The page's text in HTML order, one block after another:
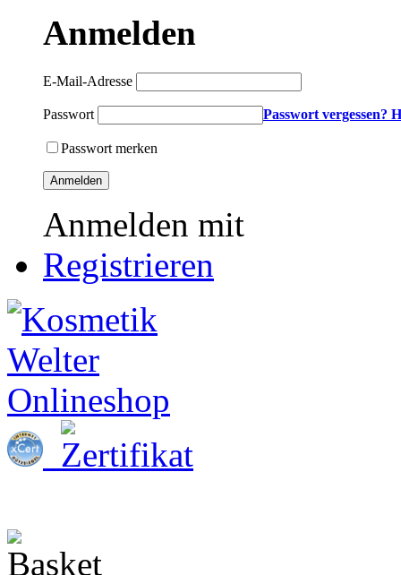
Anmelden
E-Mail-Adresse
Passwort Passwort vergessen?
Passwort merken
Anmelden
Anmelden mit
Registrieren